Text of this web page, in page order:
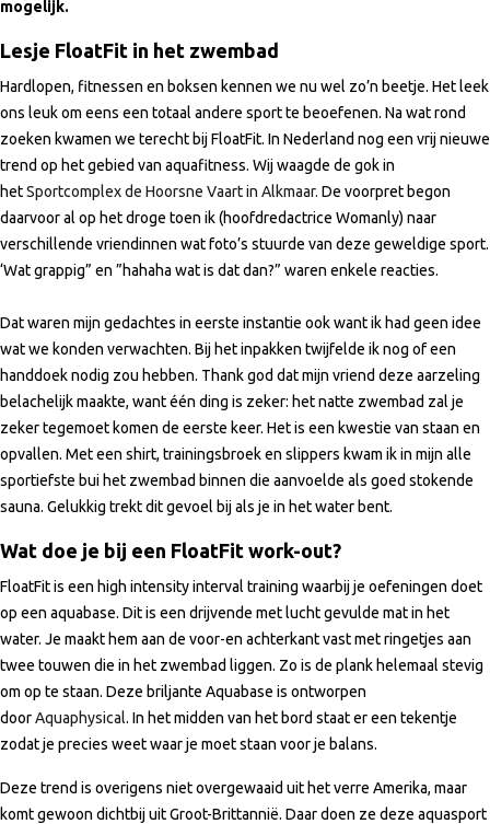
mogelijk.
Lesje FloatFit in het zwembad
Hardlopen, fitnessen en boksen kennen we nu wel zo’n beetje. Het leek
ons leuk om eens een totaal andere sport te beoefenen. Na wat rond
zoeken kwamen we terecht bij FloatFit. In Nederland nog een vrij nieuwe
trend op het gebied van aquafitness. Wij waagde de gok in
hetSportcomplex de Hoorsne Vaart in Alkmaar. De voorpret begon
daarvoor al op het droge toen ik (hoofdredactrice Womanly) naar
verschillende vriendinnen wat foto’s stuurde van deze geweldige sport.
‘Wat grappig” en ”hahaha wat is dat dan?” waren enkele reacties.
Dat waren mijn gedachtes in eerste instantie ook want ik had geen idee
wat we konden verwachten. Bij het inpakken twijfelde ik nog of een
handdoek nodig zou hebben. Thank god dat mijn vriend deze aarzeling
belachelijk maakte, want één ding is zeker: het natte zwembad zal je
zeker tegemoet komen de eerste keer. Het is een kwestie van staan en
opvallen. Met een shirt, trainingsbroek en slippers kwam ik in mijn alle
sportiefste bui het zwembad binnen die aanvoelde als goed stokende
sauna. Gelukkig trekt dit gevoel bij als je in het water bent.
Wat doe je bij een FloatFit work-out?
FloatFit is een high intensity interval training waarbij je oefeningen doet
op een aquabase. Dit is een drijvende met lucht gevulde mat in het
water. Je maakt hem aan de voor-en achterkant vast met ringetjes aan
twee touwen die in het zwembad liggen. Zo is de plank helemaal stevig
om op te staan. Deze briljante Aquabase is ontworpen
doorAquaphysical. In het midden van het bord staat er een tekentje
zodat je precies weet waar je moet staan voor je balans.
Deze trend is overigens niet overgewaaid uit het verre Amerika, maar
komt gewoon dichtbij uit Groot-Brittannië. Daar doen ze deze aquasport